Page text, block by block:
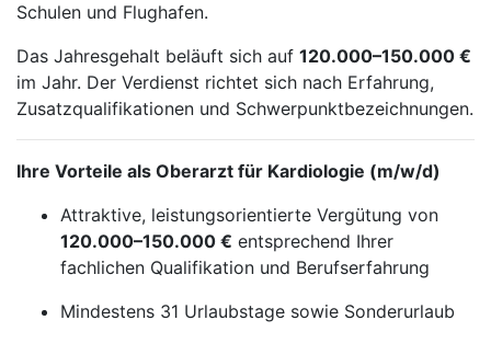
Schulen und Flughafen.
Das Jahresgehalt beläuft sich auf 120.000–150.000 €
im Jahr. Der Verdienst richtet sich nach Erfahrung,
Zusatzqualifikationen und Schwerpunktbezeichnungen.
Ihre Vorteile als Oberarzt für Kardiologie (m/w/d)
Attraktive, leistungsorientierte Vergütung von
120.000–150.000 € entsprechend Ihrer
fachlichen Qualifikation und Berufserfahrung
Mindestens 31 Urlaubstage sowie Sonderurlaub